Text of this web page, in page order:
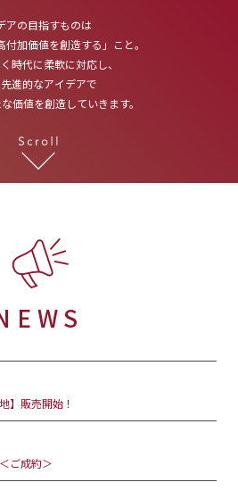
アの目指すものは
付加価値を創造する」こと。
時代に柔軟に対応し、
進的なアイデアで
価値を創造していきます。
】販売開始！
ご成約＞